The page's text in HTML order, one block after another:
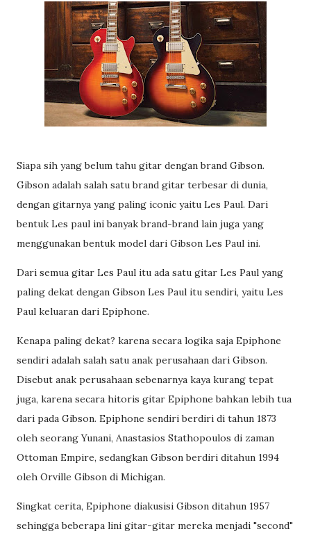
Siapa sih yang belum tahu gitar dengan brand Gibson.
Gibson adalah salah satu brand gitar terbesar di dunia,
dengan gitarnya yang paling iconic yaitu Les Paul. Dari
bentuk Les paul ini banyak brand-brand lain juga yang
menggunakan bentuk model dari Gibson Les Paul ini.
Dari semua gitar Les Paul itu ada satu gitar Les Paul yang
paling dekat dengan Gibson Les Paul itu sendiri, yaitu Les
Paul keluaran dari Epiphone.
Kenapa paling dekat? karena secara logika saja Epiphone
sendiri adalah salah satu anak perusahaan dari Gibson.
Disebut anak perusahaan sebenarnya kaya kurang tepat
juga, karena secara hitoris gitar Epiphone bahkan lebih tua
dari pada Gibson. Epiphone sendiri berdiri di tahun 1873
oleh seorang Yunani, Anastasios Stathopoulos di zaman
Ottoman Empire, sedangkan Gibson berdiri ditahun 1994
oleh Orville Gibson di Michigan.
Singkat cerita, Epiphone diakusisi Gibson ditahun 1957
sehingga beberapa lini gitar-gitar mereka menjadi "second"